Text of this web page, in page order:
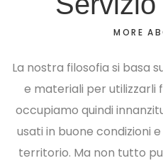
MORE
La nostra filosofia si basa
e materiali per utilizzarli
occupiamo quindi
usati in buone condizioni
territorio. Ma non tutto